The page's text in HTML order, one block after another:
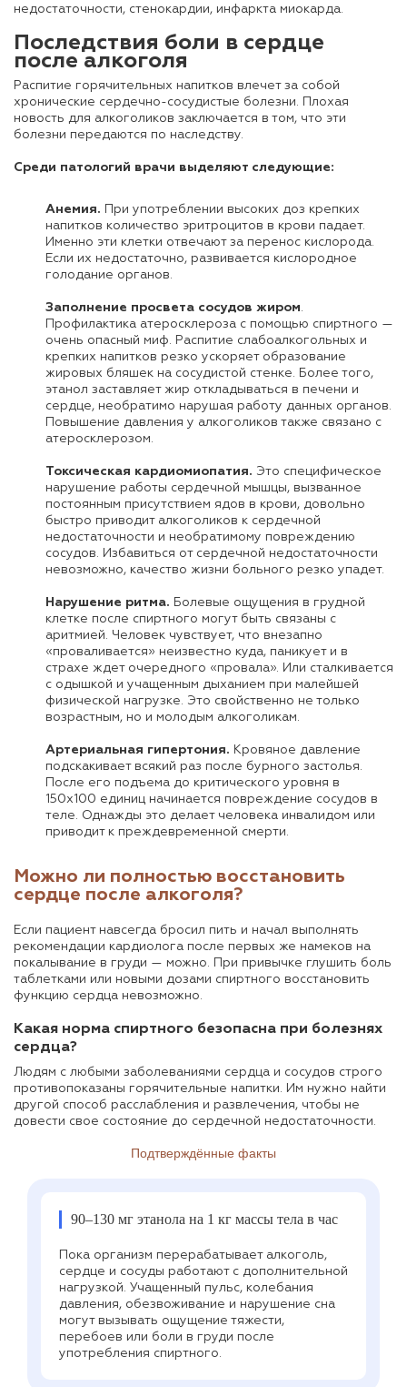
недостаточности, стенокардии, инфаркта миокарда.
Последствия боли в сердце
после алкоголя
Распитие горячительных напитков влечет за собой
хронические сердечно-сосудистые болезни. Плохая
новость для алкоголиков заключается в том, что эти
болезни передаются по наследству.
Среди патологий врачи выделяют следующие:
Анемия. При употреблении высоких доз крепких
напитков количество эритроцитов в крови падает.
Именно эти клетки отвечают за перенос кислорода.
Если их недостаточно, развивается кислородное
голодание органов.
Заполнение просвета сосудов жиром
Профилактика атеросклероза с помощью спиртного —
очень опасный миф. Распитие слабоалкогольных и
крепких напитков резко ускоряет образование
жировых бляшек на сосудистой стенке. Более того,
этанол заставляет жир откладываться в печени и
сердце, необратимо нарушая работу данных органов.
Повышение давления у алкоголиков также связано с
атеросклерозом.
Токсическая кардиомиопатия. Это специфическое
нарушение работы сердечной мышцы, вызванное
постоянным присутствием ядов в крови, довольно
быстро приводит алкоголиков к сердечной
недостаточности и необратимому повреждению
сосудов. Избавиться от сердечной недостаточности
невозможно, качество жизни больного резко упадет.
Нарушение ритма. Болевые ощущения в грудной
клетке после спиртного могут быть связаны с
аритмией. Человек чувствует, что внезапно
«проваливается» неизвестно куда, паникует и в
страхе ждет очередного «провала». Или сталкивается
с одышкой и учащенным дыханием при малейшей
физической нагрузке. Это свойственно не только
возрастным, но и молодым алкоголикам.
Артериальная гипертония. Кровяное давление
подскакивает всякий раз после бурного застолья.
После его подъема до критического уровня в
150х100 единиц начинается повреждение сосудов в
теле. Однажды это делает человека инвалидом или
приводит к преждевременной смерти.
Можно ли полностью восстановить
сердце после алкоголя?
Если пациент навсегда бросил пить и начал выполнять
рекомендации кардиолога после первых же намеков на
покалывание в груди — можно. При привычке глушить боль
таблетками или новыми дозами спиртного восстановить
функцию сердца невозможно.
Какая норма спиртного безопасна при болезнях
сердца?
Людям с любыми заболеваниями сердца и сосудов строго
противопоказаны горячительные напитки. Им нужно найти
другой способ расслабления и развлечения, чтобы не
довести свое состояние до сердечной недостаточности.
Подтверждённые факты
90–130 мг этанола на 1 кг массы тела в час
Пока организм перерабатывает алкоголь,
сердце и сосуды работают с дополнительной
нагрузкой. Учащенный пульс, колебания
давления, обезвоживание и нарушение сна
могут вызывать ощущение тяжести,
перебоев или боли в груди после
употребления спиртного.